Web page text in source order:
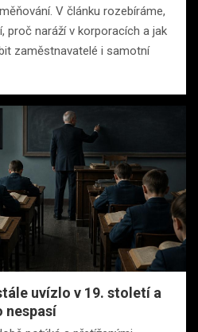
V článku rozebíráme,
proč naráží v korporacích a jak
zaměstnavatelé i samotní
uvízlo v 19. století a
nespasí